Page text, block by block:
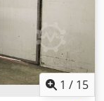
1 / 15